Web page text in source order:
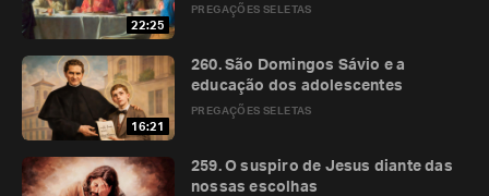
22:25
PREGAÇÕES SELETAS
16:21
PREGAÇÕES SELETAS
260. São Domingos Sávio e a
educação dos adolescentes
259. O suspiro de Jesus diante das
nossas escolhas